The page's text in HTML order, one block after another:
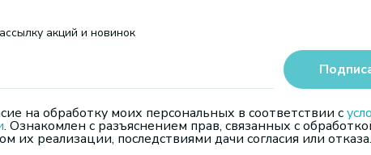
акций и новинок
на обработку моих персональных в соответствии с
. Ознакомлен с разъяснением прав, связанных с
их реализации, последствиями дачи согласия или